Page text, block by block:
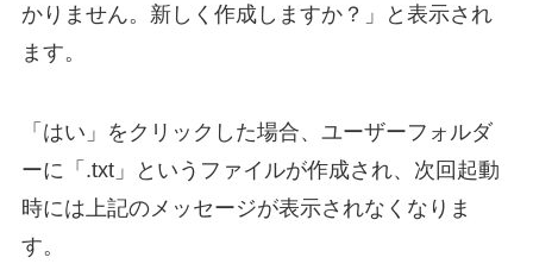
かりません。新しく作成しますか？」と表示され
ます。
「はい」をクリックした場合、ユーザーフォルダ
ーに「.txt」というファイルが作成され、次回起動
時には上記のメッセージが表示されなくなりま
す。